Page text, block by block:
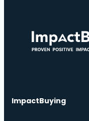
ImpactBuying